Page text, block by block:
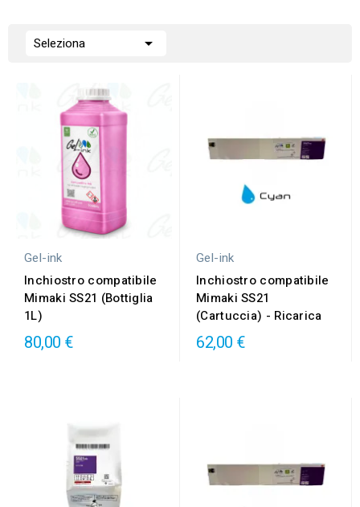
Seleziona 
Gel-ink
Inchiostro compatibile
Mimaki SS21 (Bottiglia
1L)
80,00 €
Gel-ink
Inchiostro compatibile
Mimaki SS21
(Cartuccia) - Ricarica
62,00 €